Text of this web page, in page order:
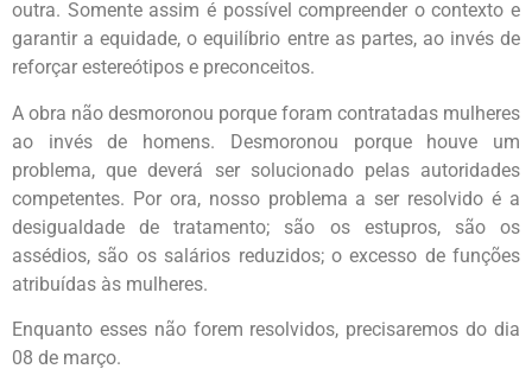
outra. Somente assim é possível compreender o contexto e
garantir a equidade, o equilíbrio entre as partes, ao invés de
reforçar estereótipos e preconceitos.
A obra não desmoronou porque foram contratadas mulheres
ao invés de homens. Desmoronou porque houve um
problema, que deverá ser solucionado pelas autoridades
competentes. Por ora, nosso problema a ser resolvido é a
desigualdade de tratamento; são os estupros, são os
assédios, são os salários reduzidos; o excesso de funções
atribuídas às mulheres.
Enquanto esses não forem resolvidos, precisaremos do dia
08 de março.